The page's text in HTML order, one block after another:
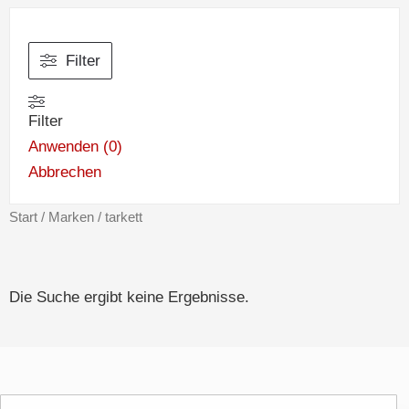
Filter
Filter
Anwenden (0)
Abbrechen
Start / Marken / tarkett
Die Suche ergibt keine Ergebnisse.